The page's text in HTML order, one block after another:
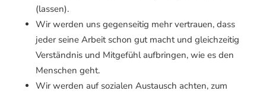
(lassen).
Wir werden uns gegenseitig mehr vertrauen, dass
jeder seine Arbeit schon gut macht und gleichzeitig
Verständnis und Mitgefühl aufbringen, wie es den
Menschen geht.
Wir werden auf sozialen Austausch achten, zum